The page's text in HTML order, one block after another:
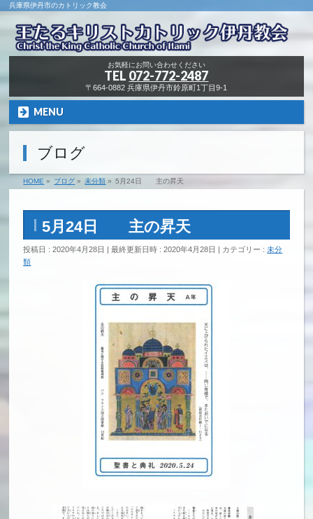
兵庫県伊丹市のカトリック教会
お気軽にお問い合わせください
TEL 072-772-2487
〒664-0882 兵庫県伊丹市鈴原町1丁目9-1
MENU
ブログ
HOME » ブログ » 未分類 » 5月24日 主の昇天
5月24日 主の昇天
投稿日 : 2020年4月28日 最終更新日時 : 2020年4月28日 カテゴリー :未分
類